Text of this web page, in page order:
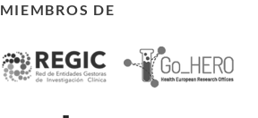
MIEMBROS DE